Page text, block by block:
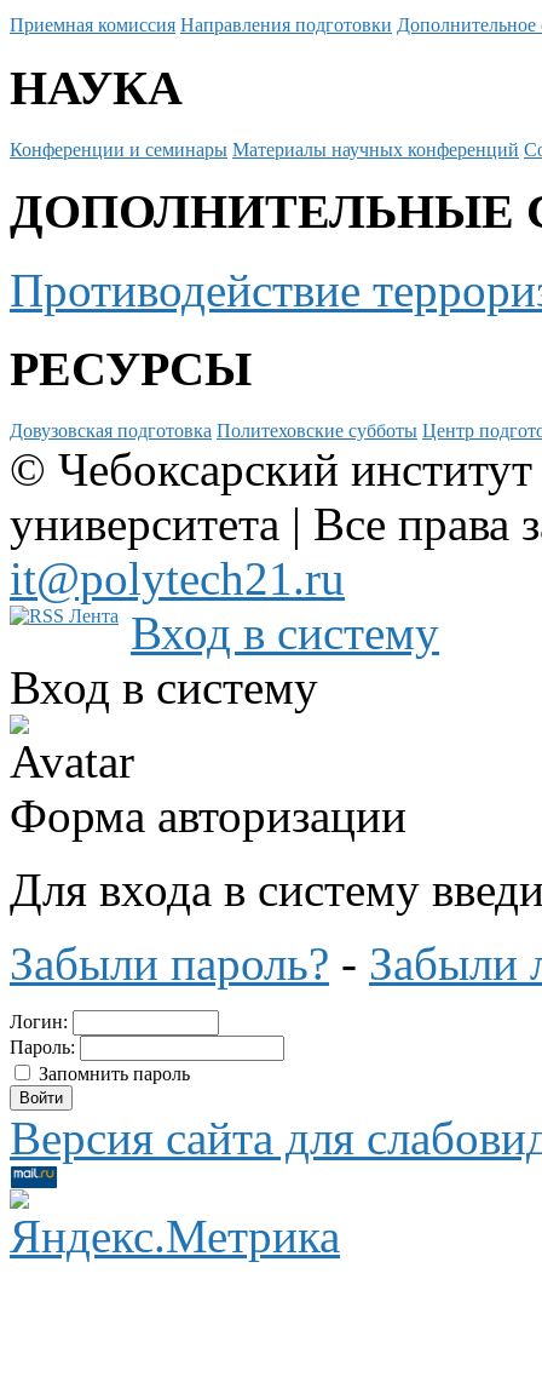
Приемная комиссия Направления подготовки Дополнительное
НАУКА
Конференции и семинары Материалы научных конференций
ДОПОЛНИТЕЛЬНЫЕ
Противодействие
РЕСУРСЫ
Довузовская подготовка Политеховские субботы Центр
© Чебоксарский
университета | Все
it@polytech21.ru
Вход в систему
Вход в систему
Форма авторизации
Для входа в систему
Забыли пароль? - Забыли
Логин:
Пароль:
Запомнить пароль
Версия сайта для